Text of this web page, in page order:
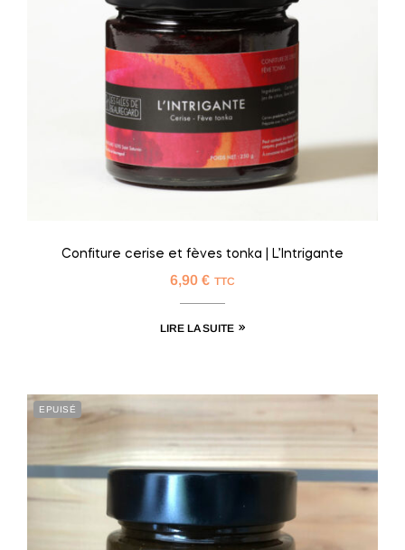
Confiture cerise et fèves tonka | L’Intrigante
6,90 € TTC
LIRE LA SUITE
EPUISÉ